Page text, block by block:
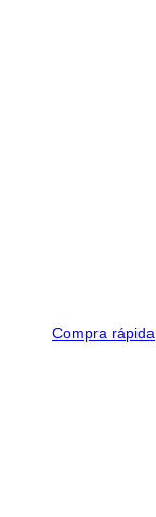
Compra rápida